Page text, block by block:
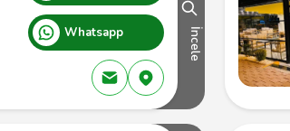
Whatsapp İncele